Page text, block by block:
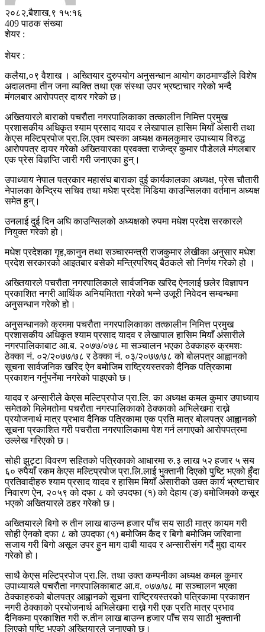
२०८२,बैशाख,९ १५:१६
409 पाठक संख्या
शेयर :
शेयर :
कलैया,०९ वैशाख । अख्तियार दुरुपयोग अनुसन्धान आयोग काठमाण्डौंले विशेष
अदालतमा तीन जना व्यक्ति तथा एक संस्था उपर भ्रष्टाचार गरेको भन्दै
मंगलबार आरोपपत्र दायर गरेको छ।
अख्तियारले बाराको पचरौता नगरपालिकाका तत्कालीन निमित्त प्रमुख
प्रशासकीय अधिकृत श्याम प्रसाद यादव र लेखापाल हासिम मियाँ अंसारी तथा
केएस मल्टिप्रपोज प्रा.लि.एवम त्यस्का अध्यक्ष कमलकुमार उपाध्याय विरुद्ध
आरोपपत्र दायर गरेको अख्तियारका प्रवक्ता राजेन्द्र कुमार पौडेलले मंगलबार
एक प्रेस विज्ञप्ति जारी गरी जनाएका हुन्।
उपाध्याय नेपाल पत्रकार महासंघ बाराका दुई कार्यकालका अध्यक्ष, प्रेस चौतारी
नेपालका केन्द्रिय सचिव तथा मधेश प्रदेश मिडिया काउन्सिलका वर्तमान अध्यक्ष
समेत हुन्।
उनलाई दुई दिन अघि काउन्सिलको अध्यक्षको रुपमा मधेश प्रदेश सरकारले
नियुक्त गरेको हो।
मधेश प्रदेशका गृह,कानुन तथा सञ्चारमन्त्री राजकुमार लेखीका अनुसार मधेश
प्रदेश सरकारको आइतबार बसेको मन्त्रिपरिषद् बैठकले सो निर्णय गरेको हो ।
अख्तियारले पचरौता नगरपालिकाले सार्वजनिक खरिद ऐनलाई छलेर विज्ञापन
प्रकाशित नगरी आर्थिक अनियमितता गरेको भन्ने उजूरी निवेदन सम्बन्धमा
अनुसन्धान गरेको हो।
अनुसन्धानको क्रममा पचरौता नगरपालिकाका तत्कालीन निमित्त प्रमुख
प्रशासकीय अधिकृत श्याम प्रसाद यादव र लेखापाल हासिम मियाँ अंसारीले
नगरपालिकाबाट आ.ब. २०७७/०७८ मा सञ्चालन भएका ठेक्काहरु क्रमशः
ठेक्का नं. ०२/२०७७/७८ र ठेक्का नं. ०३/२०७७/७८ को बोलपत्र आह्वानको
सूचना सार्वजनिक खरिद ऐन बमोजिम राष्ट्रियस्तरको दैनिक पत्रिकामा
प्रकाशन गर्नुपर्नेमा नगरेको पाइएको छ।
यादव र अन्सारीले केएस मल्टिप्रपोज प्रा.लि. का अध्यक्ष कमल कुमार उपाध्याय
समेतको मिलेमतोमा पचरौता नगरपालिकाको ठेक्काको अभिलेखमा राख्ने
प्रयोजनार्थ मात्र प्रभाव दैनिक पत्रिकामा एक प्रति मात्र बोलपत्र आह्वानको
सूचना प्रकाशित गरी पचरौता नगरपालिकामा पेश गर्न लगाएको आरोपपत्रमा
उल्लेख गरिएको छ।
सोही झुट्टा विवरण सहितको पत्रिकाको आधारमा रु.३ लाख ५२ हजार ५ सय
६० रुपैयाँ रकम केएस मल्टिप्रपोज प्रा.लि.लाई भुक्तानी दिएको पुष्टि भएको हुँदा
प्रतिवादीहरु श्याम प्रसाद यादव र हासिम मियाँ अंसारीको उक्त कार्य भ्रष्टाचार
निवारण ऐन, २०५९ को दफा ८ को उपदफा (१) को देहाय (ङ) बमोजिमको कसूर
भएको अख्तियारले ठहर गरेको छ।
अख्तियारले बिगो रु तीन लाख बाउन्न हजार पाँच सय साठी मात्र कायम गरी
सोही ऐनको दफा ८ को उपदफा (१) बमोजिम कैद र बिगो बमोजिम जरिवाना
सजाय गरी बिगो असूल उपर हुन माग दाबी यादव र अन्सारीसंग गर्दै मुद्दा दायर
गरेको हो।
साथै केएस मल्टिप्रपोज प्रा.लि. तथा उक्त कम्पनीका अध्यक्ष कमल कुमार
उपाध्यायले पचरौता नगरपालिकाबाट आ.व. ०७७/७८ मा सञ्चालन भएका
ठेक्काहरुको बोलपत्र आह्वानको सूचना राष्ट्रियस्तरको पत्रिकामा प्रकाशन
नगरी ठेक्काको प्रयोजनार्थ अभिलेखमा राख्ने गरी एक प्रति मात्र प्रभाव
दैनिकमा प्रकाशित गरी रु.तीन लाख बाउन्न हजार पाँच सय साठी भुक्तानी
लिएको पुष्टि भएको अख्तियारले जनाएको छ।